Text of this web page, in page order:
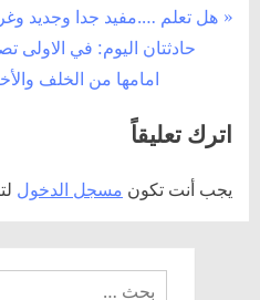
تصفّح
المقالات
P
i
u
هل تعلم ….مفيد جدا وجديد
N
t
o
حادثتان اليوم: في الاولى
امامها من الخلف
اترك تعليقاً
يجب أنت تكون مسجل الدخول
البحث